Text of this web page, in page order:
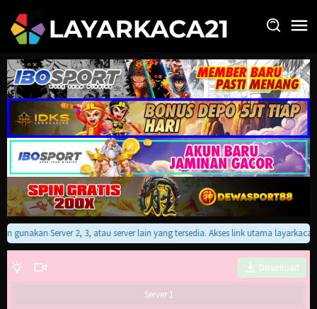
konten
gunakan Server 2, 3, atau server lain yang tersedia. Akses link utama
Download
Server 1